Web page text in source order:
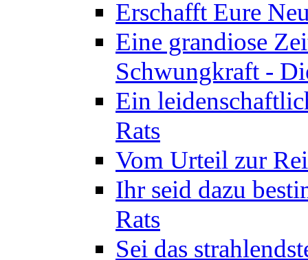
Erschafft Eure
Eine grandiose
Schwungkraft -
Ein
Rats
Vom Urteil zur
Ihr seid dazu
Rats
Sei das